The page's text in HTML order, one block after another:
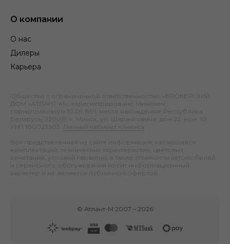
О компании
О нас
Дилеры
Карьера
Общество с ограниченной ответственностью «БРОКЕРСКИЙ
ДОМ «АТЛАНТ-М», зарегистрировано Минским
горисполкомом 10.09.1991; место нахождения: Республика
Беларусь, 220019, г. Минск, ул. Шаранговича, дом 22, ком. 10;
УНП 100023303.
Личный кабинет клиента
Вся представленная на сайте информация, касающаяся
комплектаций, технических характеристик, цветовых
сочетаний, условий гарантии, а также стоимости автомобилей
и сервисного обслуживания носит информационный
характер и не является публичной офертой.
© Атлант-М 2007 – 2026